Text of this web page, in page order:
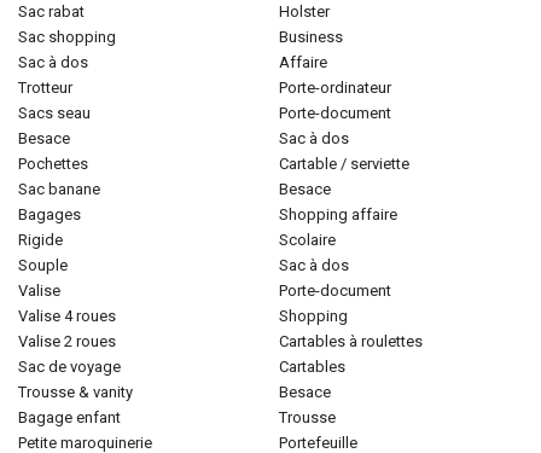
sac rabat
sac shopping
sac à dos
trotteur
sacs seau
besace
pochettes
sac banane
bagages
rigide
souple
valise
valise 4 roues
valise 2 roues
sac de voyage
trousse & vanity
bagage enfant
petite maroquinerie
holster
business
affaire
porte-ordinateur
porte-document
sac à dos
cartable / serviette
besace
shopping affaire
scolaire
sac à dos
porte-document
shopping
cartables à roulettes
cartables
besace
trousse
portefeuille